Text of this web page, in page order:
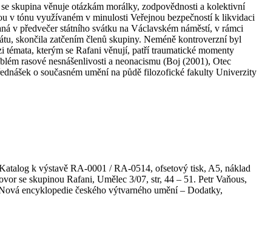
skupina věnuje otázkám morálky, zodpovědnosti a kolektivní
v tónu využívaném v minulosti Veřejnou bezpečností k likvidaci
v předvečer státního svátku na Václavském náměstí, v rámci
skončila zatčením členů skupiny. Neméně kontroverzní byl
kterým se Rafani věnují, patří traumatické momenty
rasové nesnášenlivosti a neonacismu (Boj (2001), Otec
o současném umění na půdě filozofické fakulty Univerzity
k výstavě RA-0001 / RA-0514, ofsetový tisk, A5, náklad
se skupinou Rafani, Umělec 3/07, str, 44 – 51. Petr Vaňous,
encyklopedie českého výtvarného umění – Dodatky,